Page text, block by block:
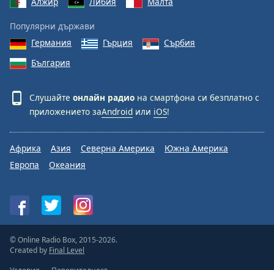
Популярни държави
Германия
Гърция
Сърбия
България
Слушайте онлайн радио на смартфона си безплатно с
приложението заAndroid или iOS!
Африка Азия Северна Америка
Южна Америка
Европа
Океания
© Online Radio Box, 2015-2026.
Created by Final Level